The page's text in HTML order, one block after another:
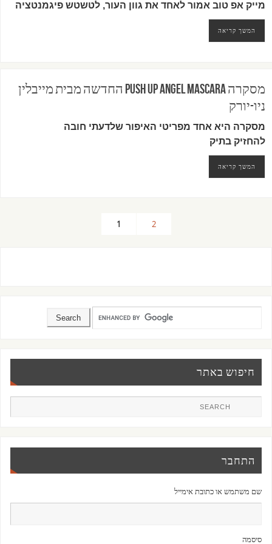
מייק אפ טוב אמור לאחד את גוון העור, לטשטש פיגמנטציה
המשך קריאה
מסקרה PUSH UP ANGEL MASCARA החדשה מבית מייבלין
ניו-יורק
מסקרה היא אחד מפריטי האיפור שלדעתי חובה
להחזיק בתיק
המשך קריאה
1 2
חיפוש באתר
התחבר
שם משתמש או כתובת אימייל
סיסמה